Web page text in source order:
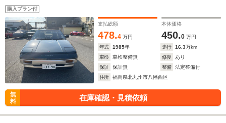
購入プラン付
支払総額
478.4 万円
本体価格
450.0 万円
年式
1985年 走行 16.3万km
車検
車検整備無 修復
あり
保証
保証無 整備
法定整備付
住所
福岡県北九州市八幡西区
無
料
在庫確認・見積依頼